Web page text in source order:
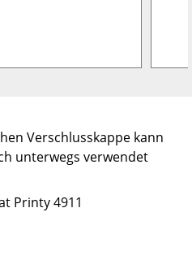
Verschlusskappe kann
unterwegs verwendet
Printy 4911